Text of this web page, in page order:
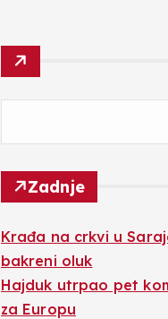
Zadnje
Krađa na crkvi u
bakreni oluk
Hajduk utrpao pet
za Europu